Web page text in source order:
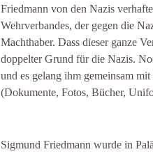
Friedmann von den Nazis
Wehrverbandes, der gegen die
Machthaber. Dass dieser ganze
doppelter Grund für die Nazis.
und es gelang ihm gemeinsam
(Dokumente, Fotos, Bücher,
Sigmund Friedmann wurde in